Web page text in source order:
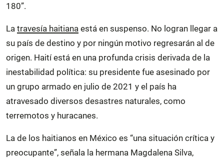
180”.
La travesía haitiana está en suspenso. No logran llegar a
su país de destino y por ningún motivo regresarán al de
origen. Haití está en una profunda crisis derivada de la
inestabilidad política: su presidente fue asesinado por
un grupo armado en julio de 2021 y el país ha
atravesado diversos desastres naturales, como
terremotos y huracanes.
La de los haitianos en México es “una situación crítica y
preocupante”, señala la hermana Magdalena Silva,